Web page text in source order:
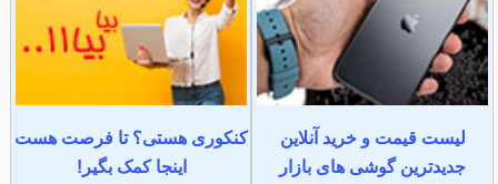
لیست قیمت و خرید آنلاین
جدیدترین گوشی های بازار
کنکوری هستی؟ تا فرصت هست
اینجا کمک بگیر!